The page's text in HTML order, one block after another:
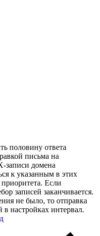
половину ответа
письма на
записи домена
к указанным в этих
Если
записей заканчивается.
не было, то отправка
в настройках интервал.